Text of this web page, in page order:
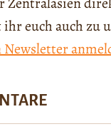
euch auch zu